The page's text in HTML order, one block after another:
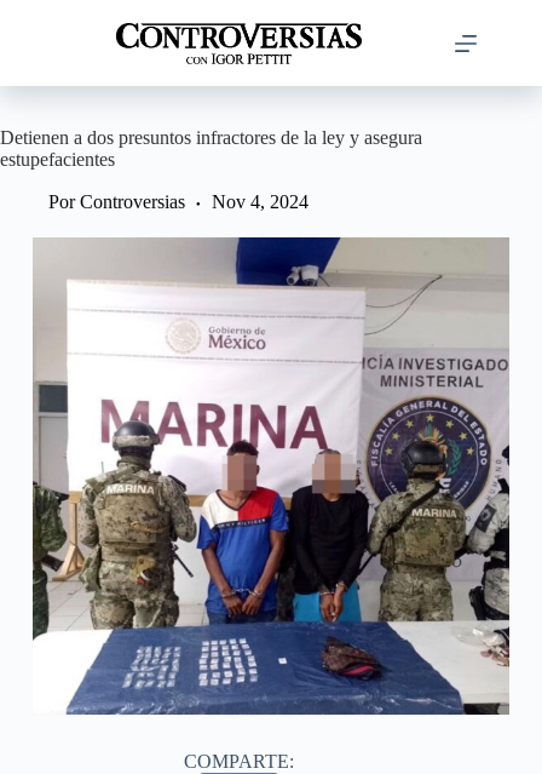
Detienen a dos presuntos infractores de la ley y asegura
estupefacientes
Por Controversias Nov 4, 2024
COMPARTE: